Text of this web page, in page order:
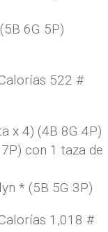
6G 5P)
522 #
x 4) (4B 8G 4P)
con 1 taza de
* (5B 5G 3P)
1,018 #